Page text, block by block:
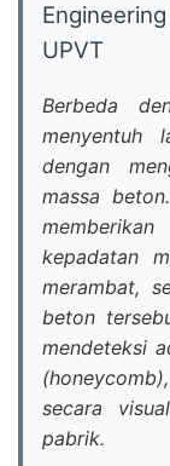
UPVT
Berbeda
menyentuh
dengan
massa
kepadatan
merambat,
beton
mendeteksi
(honeycomb
secara
pabrik.